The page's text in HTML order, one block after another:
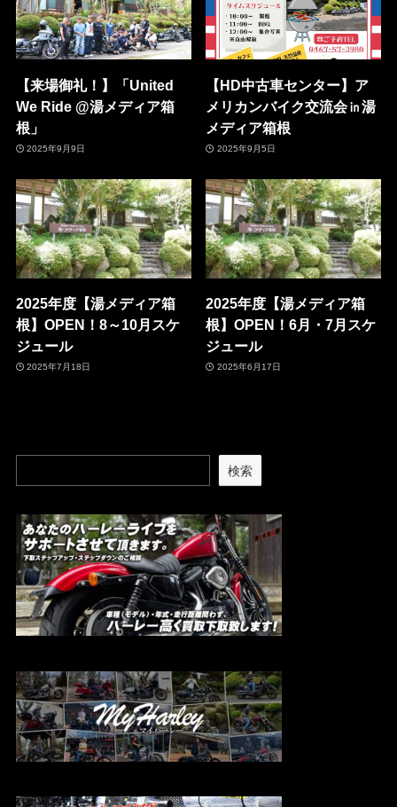
【来場御礼！】「United
We Ride @湯メディア箱
根」
2025年9月9日
【HD中古車センター】ア
メリカンバイク交流会㏌湯
メディア箱根
2025年9月5日
2025年度【湯メディア箱
根】OPEN！8～10月スケ
ジュール
2025年7月18日
2025年度【湯メディア箱
根】OPEN！6月・7月スケ
ジュール
2025年6月17日
検索